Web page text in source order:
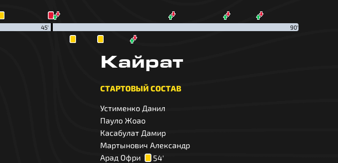
45' 90'
Кайрат
СТАРТОВЫЙ СОСТАВ
Устименко Данил
Пауло Жоао
Касабулат Дамир
Мартынович Александр
Арад Офри
54'